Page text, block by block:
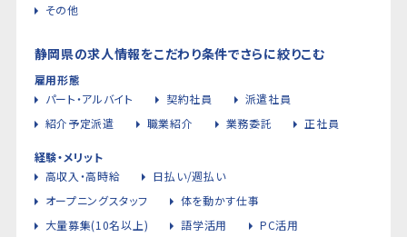
その他
静岡県の求人情報をこだわり条件でさらに絞りこむ
雇用形態
パート・アルバイト
契約社員
派遣社員
紹介予定派遣
職業紹介 業務委託 正社員
経験・メリット
高収入・高時給
日払い/週払い
オープニングスタッフ
体を動かす仕事
大量募集(10名以上)
語学活用 PC活用